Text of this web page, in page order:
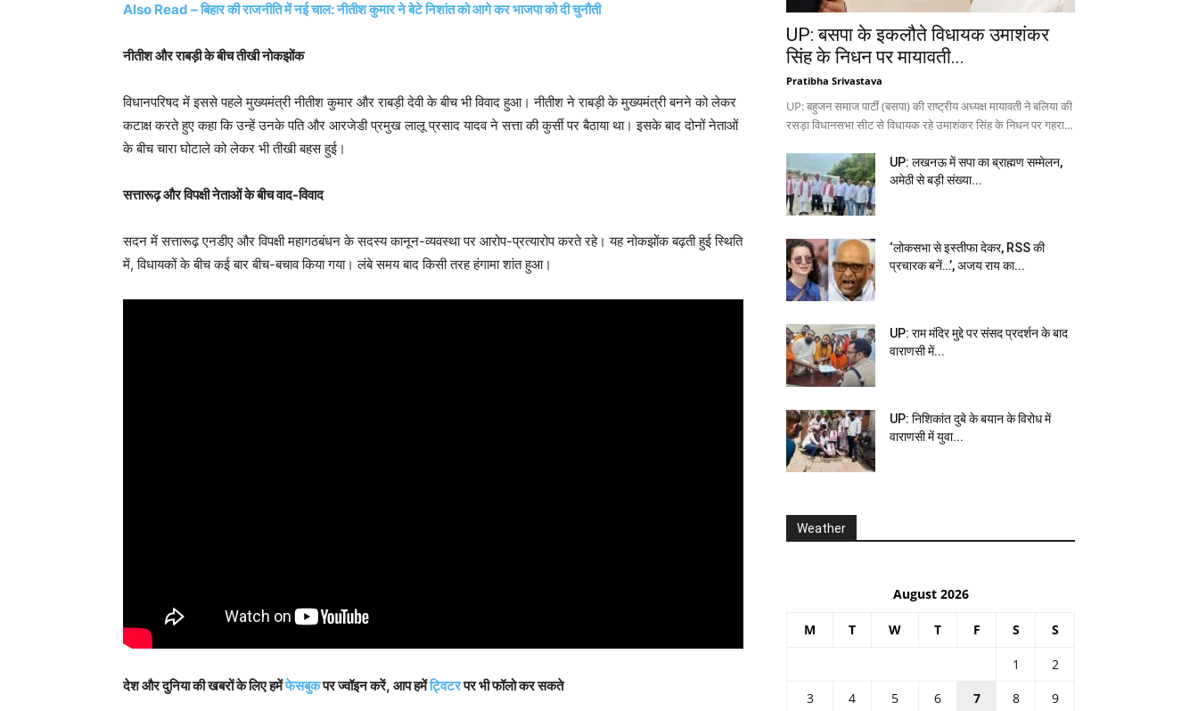
Also Read – बिहार की राजनीति में नई चाल: नीतीश कुमार ने बेटे निशांत को आगे कर भाजपा को दी चुनौती
नीतीश और राबड़ी के बीच तीखी नोकझोंक
विधानपरिषद में इससे पहले मुख्यमंत्री नीतीश कुमार और राबड़ी देवी के बीच भी विवाद हुआ। नीतीश ने राबड़ी के मुख्यमंत्री बनने को लेकर
कटाक्ष करते हुए कहा कि उन्हें उनके पति और आरजेडी प्रमुख लालू प्रसाद यादव ने सत्ता की कुर्सी पर बैठाया था। इसके बाद दोनों नेताओं
के बीच चारा घोटाले को लेकर भी तीखी बहस हुई।
सत्तारूढ़ और विपक्षी नेताओं के बीच वाद-विवाद
सदन में सत्तारूढ़ एनडीए और विपक्षी महागठबंधन के सदस्य कानून-व्यवस्था पर आरोप-प्रत्यारोप करते रहे। यह नोकझोंक बढ़ती हुई स्थिति
में, विधायकों के बीच कई बार बीच-बचाव किया गया। लंबे समय बाद किसी तरह हंगामा शांत हुआ।
देश और दुनिया की खबरों के लिए हमेंफेसबुकपर ज्वॉइन करें, आप हमेंट्विटरपर भी फॉलो कर सकते
UP: बसपा के इकलौते विधायक उमाशंकर
सिंह के निधन पर मायावती...
Pratibha Srivastava
UP: बहुजन समाज पार्टी (बसपा) की राष्ट्रीय अध्यक्ष मायावती ने बलिया की
रसड़ा विधानसभा सीट से विधायक रहे उमाशंकर सिंह के निधन पर गहरा...
UP: लखनऊ में सपा का ब्राह्मण सम्मेलन,
अमेठी से बड़ी संख्या...
‘लोकसभा से इस्तीफा देकर, RSS की
प्रचारक बनें…’, अजय राय का...
UP: राम मंदिर मुद्दे पर संसद प्रदर्शन के बाद
वाराणसी में...
UP: निशिकांत दुबे के बयान के विरोध में
वाराणसी में युवा...
Weather
August 2026
M T W T F S S
1
2
3
4 5 6 7 8
9